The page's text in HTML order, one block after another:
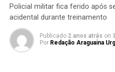
Policial militar fica ferido após
acidental durante treinamento
Publicado 2 anos atrás on
Por Redação Araguaina